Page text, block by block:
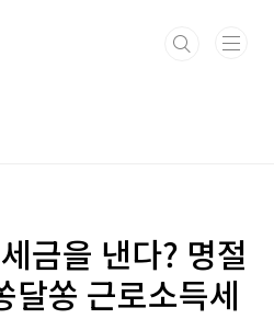
금을 낸다? 명절
달쏭 근로소득세